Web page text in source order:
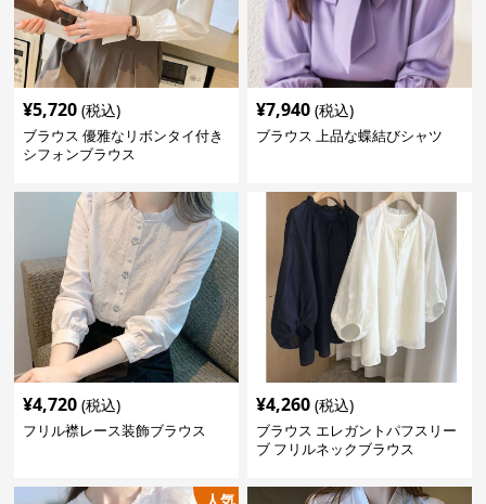
¥5,720 (税込)
ブラウス 優雅なリボンタイ付き
シフォンブラウス
¥7,940 (税込)
ブラウス 上品な蝶結びシャツ
¥4,720 (税込)
フリル襟レース装飾ブラウス
¥4,260 (税込)
ブラウス エレガントパフスリー
ブ フリルネックブラウス